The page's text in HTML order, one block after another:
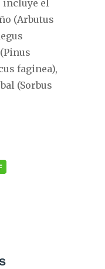
incluye el
(Arbutus
faginea),
(Sorbus